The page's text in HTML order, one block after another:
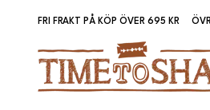
FRI FRAKT PÅ KÖP ÖVER 695 KR